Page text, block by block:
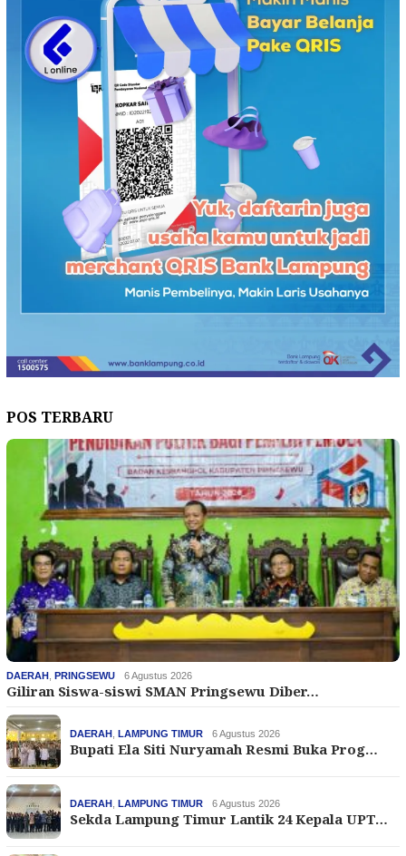
POS TERBARU
DAERAH PRINGSEWU 6 Agustus 2026
Giliran Siswa-siswi SMAN Pringsewu Diber…
DAERAH LAMPUNG TIMUR 6 Agustus 2026
Bupati Ela Siti Nuryamah Resmi Buka Prog…
DAERAH LAMPUNG TIMUR 6 Agustus 2026
Sekda Lampung Timur Lantik 24 Kepala UPT…